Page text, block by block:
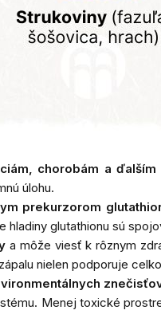
chorobám a
úlohu.
prekurzorom
hladiny glutathionu sú
a môže viesť k rôznym
nielen podporuje
Menej toxické